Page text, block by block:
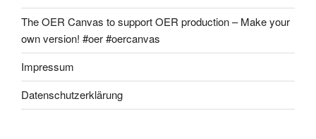
The OER Canvas to support OER production – Make your
own version! #oer #oercanvas
Impressum
Datenschutzerklärung